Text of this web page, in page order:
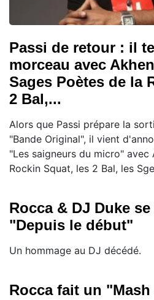
Passi de retour : il
morceau avec
Sages Poètes de la
2 Bal,...
Alors que Passi prépare la
"Bande Original", il vient
"Les saigneurs du micro" avec
Rockin Squat, les 2 Bal, les
Rocca & DJ Duke
"Depuis le début"
Un hommage au DJ décédé.
Rocca fait un "Mash